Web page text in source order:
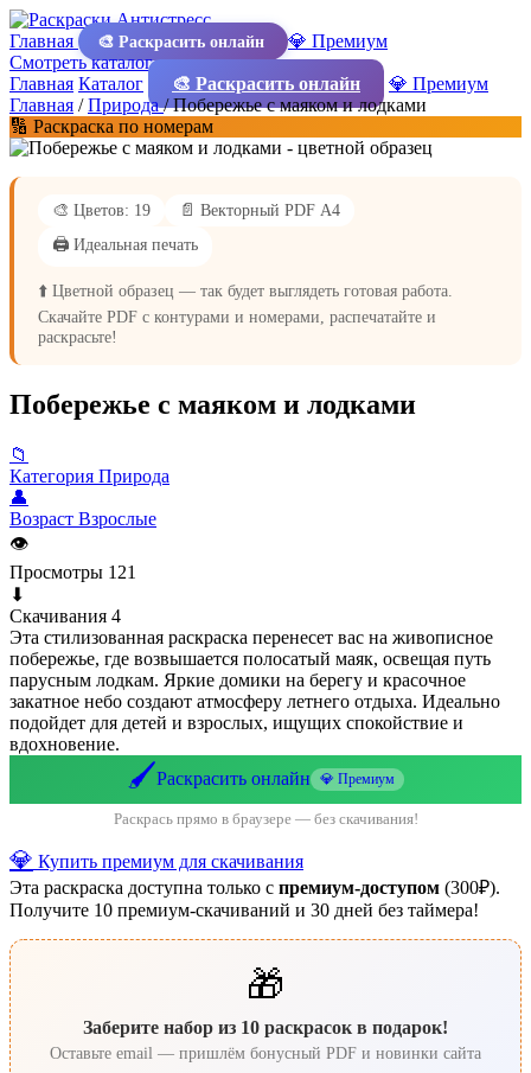
Главная 🎨 Раскрасить онлайн
💎 Премиум
Смотреть каталог
Главная Каталог 🎨 Раскрасить онлайн
💎 Премиум
Главная /Природа/Побережье с маяком и лодками
🔢 Раскраска по номерам
🎨 Цветов: 19
📄 Векторный PDF А4
🖨️ Идеальная печать
⬆️ Цветной образец — так будет выглядеть готовая работа.
Скачайте PDF с контурами и номерами, распечатайте и
раскрасьте!
Побережье с маяком и лодками
📁
Категория Природа
👤
Возраст Взрослые
👁
Просмотры 121
⬇
Скачивания 4
Эта стилизованная раскраска перенесет вас на живописное
побережье, где возвышается полосатый маяк, освещая путь
парусным лодкам. Яркие домики на берегу и красочное
закатное небо создают атмосферу летнего отдыха. Идеально
подойдет для детей и взрослых, ищущих спокойствие и
вдохновение.
🖌️Раскрасить онлайн 💎 Премиум
Раскрась прямо в браузере — без скачивания!
💎 Купить премиум для скачивания
Эта раскраска доступна только с премиум-доступом (300₽).
Получите 10 премиум-скачиваний и 30 дней без таймера!
🎁
Заберите набор из 10 раскрасок в подарок!
Оставьте email — пришлём бонусный PDF и новинки сайта